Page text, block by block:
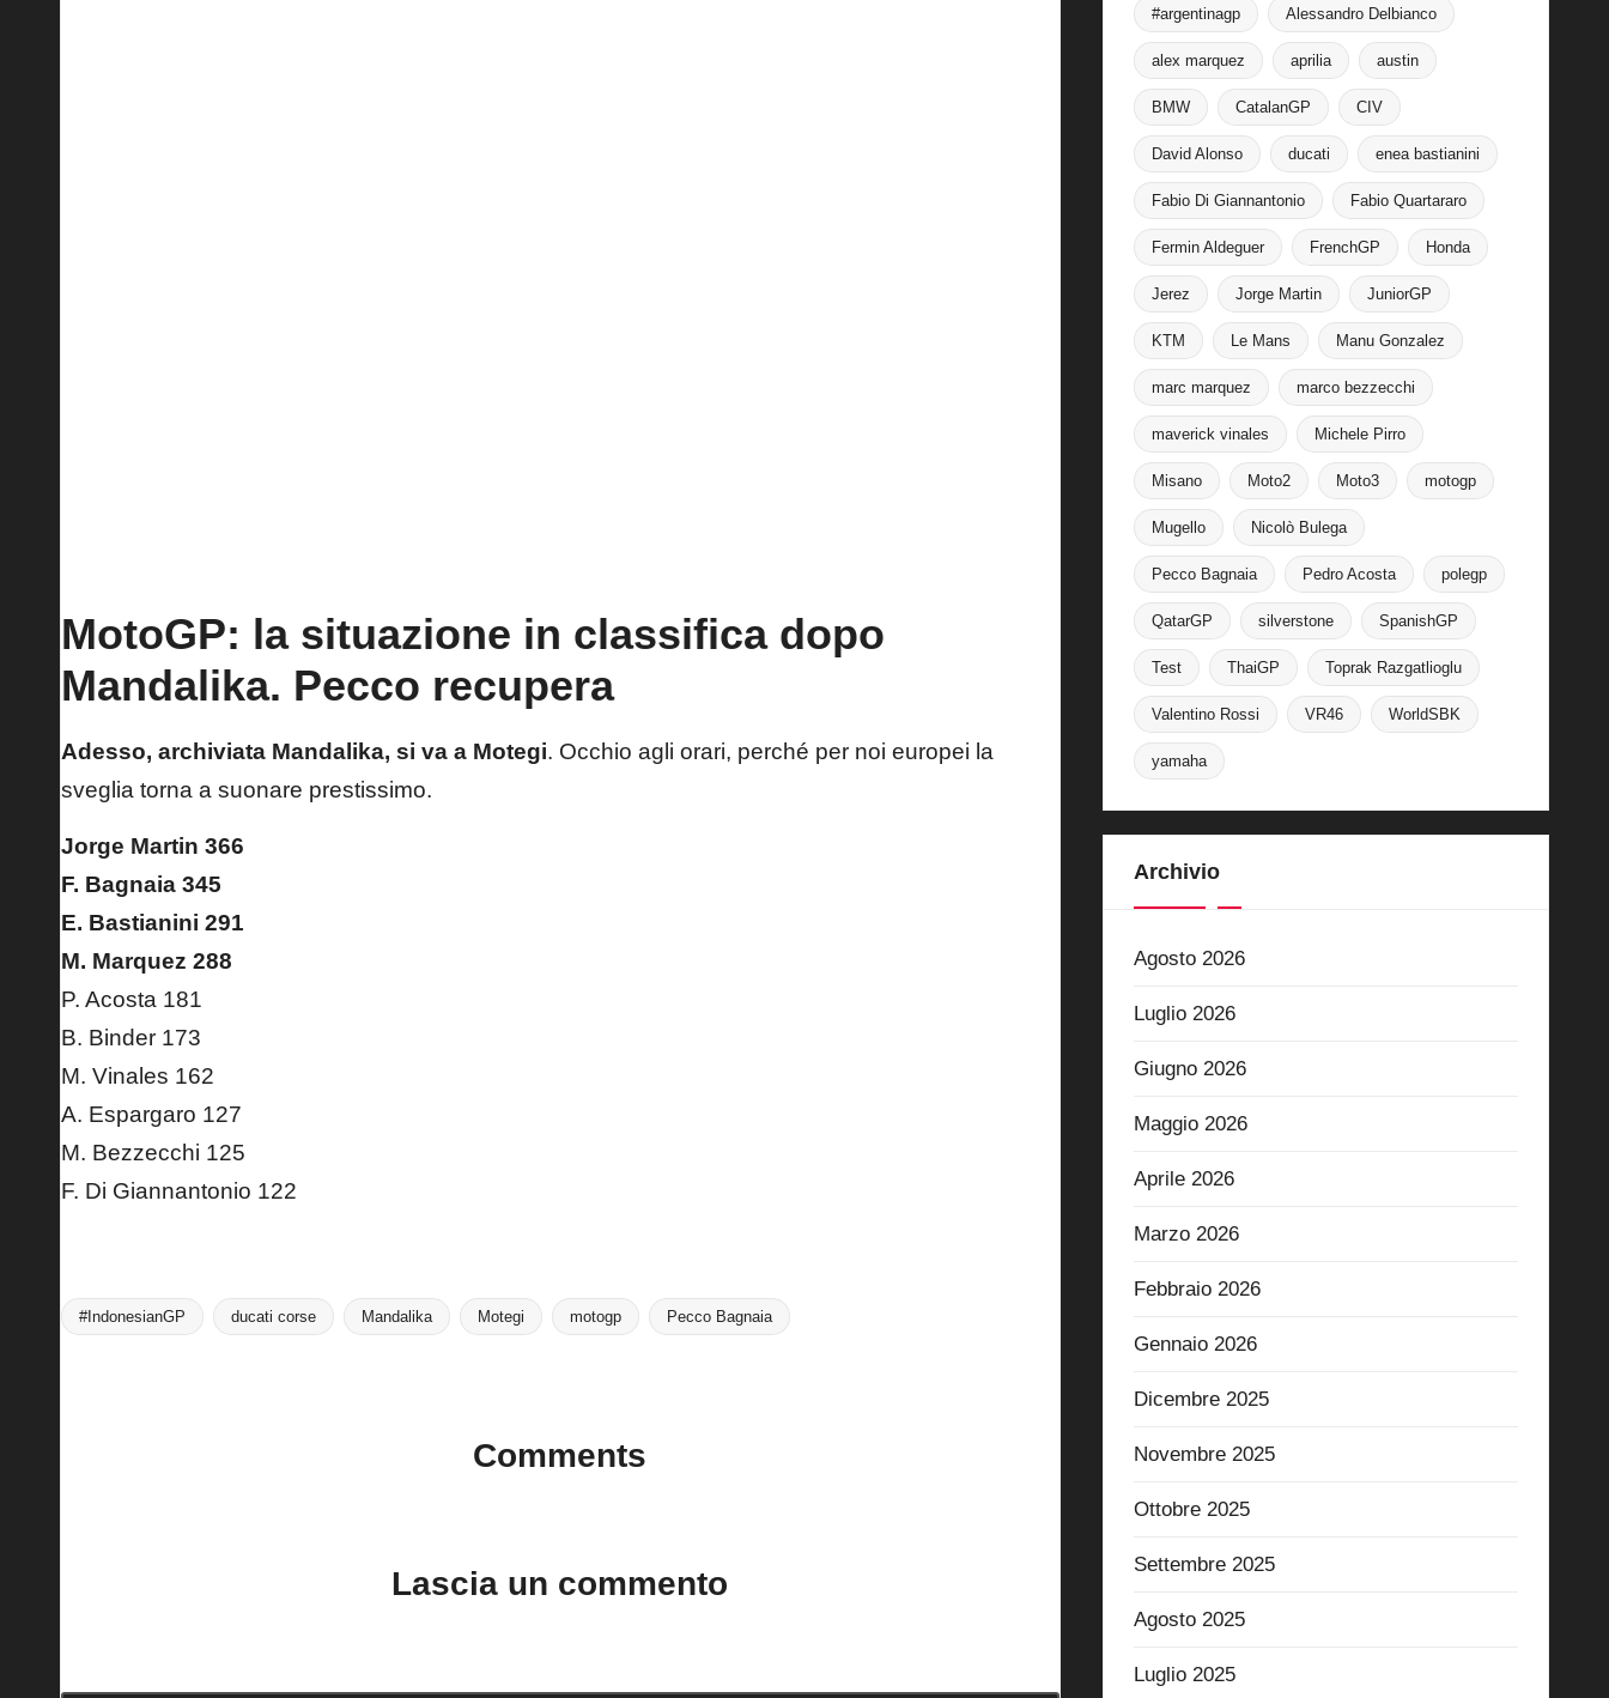
MotoGP: la situazione in classifica dopo
Mandalika. Pecco recupera
Adesso, archiviata Mandalika, si va a Motegi. Occhio agli orari, perché per noi europei la
sveglia torna a suonare prestissimo.
Jorge Martin 366
F. Bagnaia 345
E. Bastianini 291
M. Marquez 288
P. Acosta 181
B. Binder 173
M. Vinales 162
A. Espargaro 127
M. Bezzecchi 125
F. Di Giannantonio 122
#IndonesianGP ducati corse Mandalika Motegi motogp Pecco Bagnaia
Comments
Lascia un commento
#argentinagp Alessandro Delbianco
alex marquez aprilia austin
BMW CatalanGP CIV
David Alonso ducati enea bastianini
Fabio Di Giannantonio Fabio Quartararo
Fermin Aldeguer FrenchGP Honda
Jerez Jorge Martin JuniorGP
KTM Le Mans Manu Gonzalez
marc marquez marco bezzecchi
maverick vinales Michele Pirro
Misano Moto2 Moto3 motogp
Mugello Nicolò Bulega
Pecco Bagnaia Pedro Acosta polegp
QatarGP silverstone SpanishGP
Test ThaiGP Toprak Razgatlioglu
Valentino Rossi VR46 WorldSBK
yamaha
Archivio
Agosto 2026
Luglio 2026
Giugno 2026
Maggio 2026
Aprile 2026
Marzo 2026
Febbraio 2026
Gennaio 2026
Dicembre 2025
Novembre 2025
Ottobre 2025
Settembre 2025
Agosto 2025
Luglio 2025